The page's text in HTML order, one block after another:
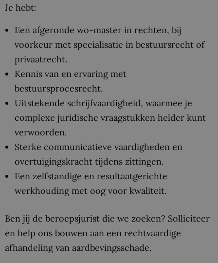
Je hebt:
Een afgeronde wo-master in rechten, bij
voorkeur met specialisatie in bestuursrecht of
privaatrecht.
Kennis van en ervaring met
bestuursprocesrecht.
Uitstekende schrijfvaardigheid, waarmee je
complexe juridische vraagstukken helder kunt
verwoorden.
Sterke communicatieve vaardigheden en
overtuigingskracht tijdens zittingen.
Een zelfstandige en resultaatgerichte
werkhouding met oog voor kwaliteit.
Ben jij de beroepsjurist die we zoeken? Solliciteer
en help ons bouwen aan een rechtvaardige
afhandeling van aardbevingsschade.